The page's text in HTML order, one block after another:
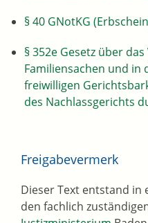
§ 40 GNotKG
§ 352e Gesetz über
Familiensachen und in
freiwilligen
des Nachlassgerichts
Freigabevermerk
Dieser Text entstand
den fachlich